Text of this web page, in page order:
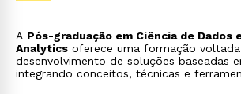
A Pós-graduação em Ciência de Dados
Analytics oferece uma formação
desenvolvimento de soluções baseadas
integrando conceitos, técnicas e